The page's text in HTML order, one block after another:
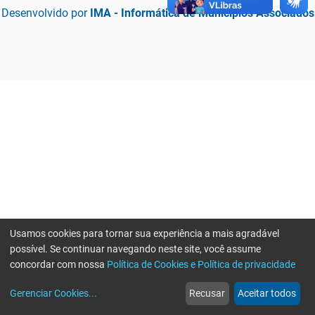
Desenvolvido por IMA - Informática de Municípios Associados
web
Notícias
more_horiz
Mais
Usamos cookies para tornar sua experiência a mais agradável
possível. Se continuar navegando neste site, você assume
concordar com nossa Política de Cookies e Política de privacidade
Gerenciar Cookies... Recusar Aceitar todos
Erro ao enviar informações, por favor tente novamente